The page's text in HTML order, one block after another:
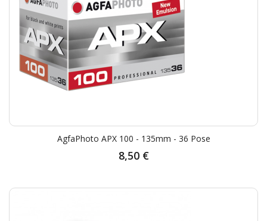
AgfaPhoto APX 100 - 135mm - 36 Pose
8,50 €